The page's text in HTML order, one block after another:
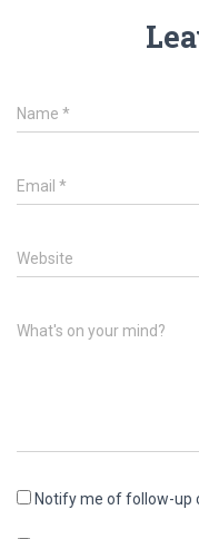
Name *
Email *
Website
What's on your mind?
Notify me of follow-up